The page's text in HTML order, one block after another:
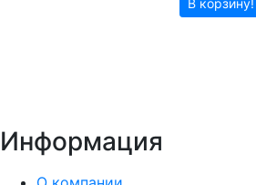
В корзину!
Информация